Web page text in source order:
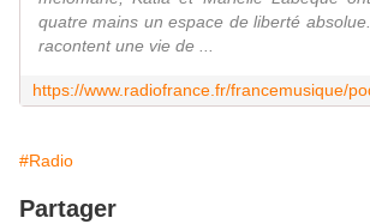
quatre mains un espace de liberté
racontent une vie de ...
#Radio
Partager